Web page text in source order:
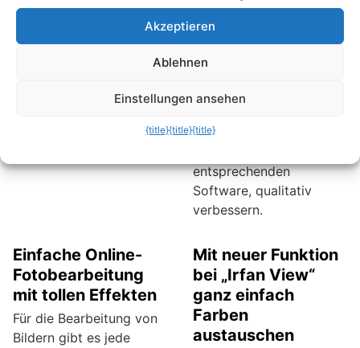
kleinformatigen Fotos.
Schließlich enthalten sie
Erinnerungen. Um sie
anzupassen, lassen sich
entsprechenden
Software, qualitativ
verbessern.
Einfache Online-
Fotobearbeitung
mit tollen Effekten
Für die Bearbeitung von
Bildern gibt es jede
Mit neuer Funktion
bei „Irfan View“
ganz einfach
Farben
austauschen
Akzeptieren
Ablehnen
Einstellungen ansehen
{title}{title}{title}